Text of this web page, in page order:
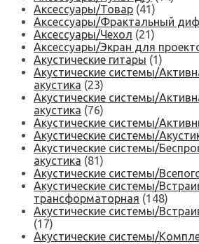
Аксессуары/Товар (41)
Аксессуары/Фрактальный
Аксессуары/Чехол (21)
Аксессуары/Экран для
Акустические гитары (1)
Акустические системы/
акустика (23)
Акустические системы/
акустика (76)
Акустические системы/
Акустические системы/
Акустические системы/
акустика (81)
Акустические системы/
Акустические системы/
трансформаторная (148)
Акустические системы/
(17)
Акустические системы/